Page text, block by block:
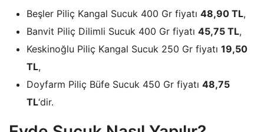
Beşler Piliç Kangal Sucuk 400 Gr fiyatı 48,90 TL,
Banvit Piliç Dilimli Sucuk 400 Gr fiyatı 45,75 TL,
Keskinoğlu Piliç Kangal Sucuk 250 Gr fiyatı 19,50
TL,
Doyfarm Piliç Büfe Sucuk 450 Gr fiyatı 48,75
TL‘dir.